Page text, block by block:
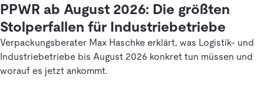
PPWR ab August 2026: Die größten
Stolperfallen für Industriebetriebe
Verpackungsberater Max Haschke erklärt, was Logistik- und
Industriebetriebe bis August 2026 konkret tun müssen und
worauf es jetzt ankommt.